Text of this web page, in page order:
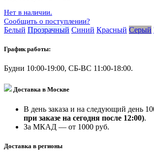
Нет в наличии.
Сообщить о поступлении?
Белый Прозрачный Синий Красный Серый
График работы:
Будни 10:00-19:00, СБ-ВС 11:00-18:00.
Доставка в Москве
В день заказа и на следующий день
при заказе на сегодня после 12:00).
За МКАД — от 1000 руб.
Доставка в регионы